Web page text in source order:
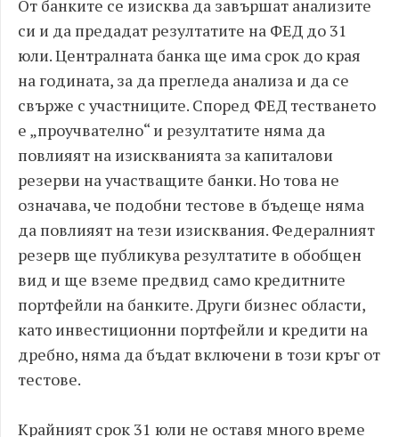
От банките се изисква да завършат анализите
си и да предадат резултатите на ФЕД до 31
юли. Централната банка ще има срок до края
на годината, за да прегледа анализа и да се
свърже с участниците. Според ФЕД тестването
е „проучвателно“ и резултатите няма да
повлияят на изискванията за капиталови
резерви на участващите банки. Но това не
означава, че подобни тестове в бъдеще няма
да повлияят на тези изисквания. Федералният
резерв ще публикува резултатите в обобщен
вид и ще вземе предвид само кредитните
портфейли на банките. Други бизнес области,
като инвестиционни портфейли и кредити на
дребно, няма да бъдат включени в този кръг от
тестове.
Крайният срок 31 юли не оставя много време